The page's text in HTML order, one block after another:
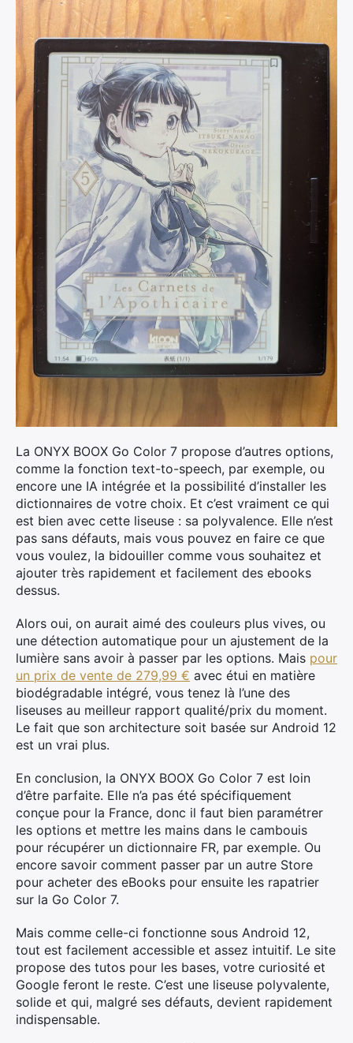
La ONYX BOOX Go Color 7 propose d’autres options,
comme la fonction text-to-speech, par exemple, ou
encore une IA intégrée et la possibilité d’installer les
dictionnaires de votre choix. Et c’est vraiment ce qui
est bien avec cette liseuse : sa polyvalence. Elle n’est
pas sans défauts, mais vous pouvez en faire ce que
vous voulez, la bidouiller comme vous souhaitez et
ajouter très rapidement et facilement des ebooks
dessus.
Alors oui, on aurait aimé des couleurs plus vives, ou
une détection automatique pour un ajustement de la
lumière sans avoir à passer par les options. Mais pour
un prix de vente de 279,99 € avec étui en matière
biodégradable intégré, vous tenez là l’une des
liseuses au meilleur rapport qualité/prix du moment.
Le fait que son architecture soit basée sur Android 12
est un vrai plus.
En conclusion, la ONYX BOOX Go Color 7 est loin
d’être parfaite. Elle n’a pas été spécifiquement
conçue pour la France, donc il faut bien paramétrer
les options et mettre les mains dans le cambouis
pour récupérer un dictionnaire FR, par exemple. Ou
encore savoir comment passer par un autre Store
pour acheter des eBooks pour ensuite les rapatrier
sur la Go Color 7.
Mais comme celle-ci fonctionne sous Android 12,
tout est facilement accessible et assez intuitif. Le site
propose des tutos pour les bases, votre curiosité et
Google feront le reste. C’est une liseuse polyvalente,
solide et qui, malgré ses défauts, devient rapidement
indispensable.